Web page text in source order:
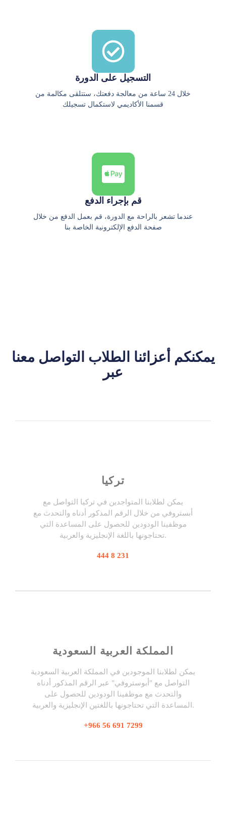
التسجيل على الدورة
خلال 24 ساعة من معالجة دفعتك، ستتلقى مكالمة من
قسمنا الأكاديمي لاستكمال تسجيلك
قم بإجراء الدفع
عندما تشعر بالراحة مع الدورة، قم بعمل الدفع من خلال
صفحة الدفع الإلكترونية الخاصة بنا
يمكنكم أعزائنا الطلاب التواصل معنا
عبر
تركيا
يمكن لطلابنا المتواجدين في تركيا التواصل مع
أبستروفي من خلال الرقم المذكور أدناه والتحدث مع
موظفينا الودودين للحصول على المساعدة التي
تحتاجونها باللغة الإنجليزية والعربية.
444 8 231
المملكة العربية السعودية
يمكن لطلابنا الموجودين في المملكة العربية السعودية
التواصل مع "أبوستروفي" عبر الرقم المذكور أدناه
والتحدث مع موظفينا الودودين للحصول على
المساعدة التي تحتاجونها باللغتين الإنجليزية والعربية.
+966 56 691 7299